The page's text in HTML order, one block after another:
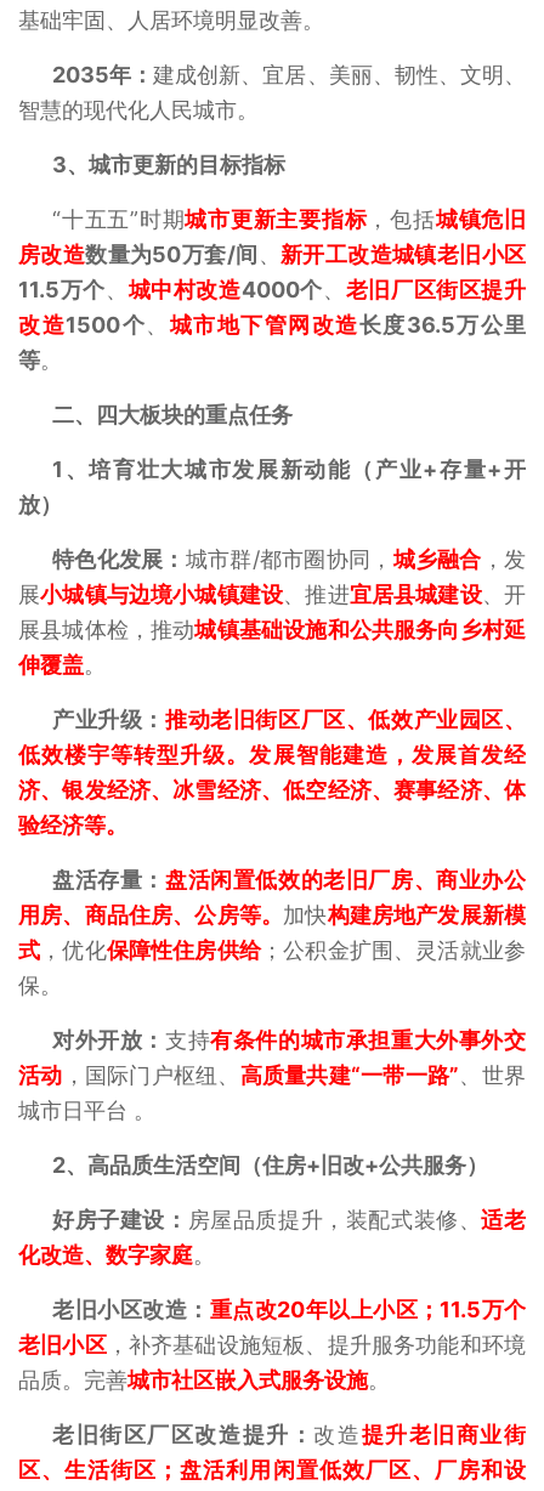
基础牢固、人居环境明显改善。
2035年：建成创新、宜居、美丽、韧性、文明、
智慧的现代化人民城市。
3、 城市更新的目标指标
“十五五”时期城市更新主要指标，包括城镇危旧
房改造数量为50万套/间 、 新开工改造城镇老旧小区
11.5万个、城中村改造4000个、 老旧厂区街区提升
改造1500个、城市地下管网改造长度36.5万公里
等。
二、四大板块的重点任务
1、培育壮大城市发展新动能（产业+存量+开
放）
特色化发展： 城市群/都市圈协同，城乡融合 ，发
展小城镇与边境小城镇建设、推进宜居县城建设、开
展县城体检，推动城镇基础设施和公共服务向乡村延
伸覆盖。
产业升级： 推动老旧街区厂区、低效产业园区、
低效楼宇等转型升级。发展智能建造，发展首发经
济、银发经济、冰雪经济、低空经济、赛事经济、体
验经济等。
盘活存量： 盘活闲置低效的老旧厂房、商业办公
用房、商品住房、公房等。 加快构建房地产发展新模
式 ，优化保障性住房供给；公积金扩围、灵活就业参
保。
对外开放： 支持有条件的城市承担重大外事外交
活动 ，国际门户枢纽、 高质量共建“一带一路”、世界
城市日平台 。
2、 高品质生活空间（住房+旧改+公共服务）
好房子建设： 房屋品质提升，装配式装修、适老
化改造、数字家庭。
老旧小区改造： 重点改20年以上小区；11.5万个
老旧小区，补齐基础设施短板、提升服务功能和环境
品质。完善城市社区嵌入式服务设施。
老旧街区厂区改造提升： 改造提升老旧商业街
区、生活街区；盘活利用闲置低效厂区、厂房和设